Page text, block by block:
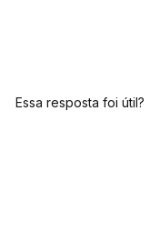
Essa resposta foi útil?